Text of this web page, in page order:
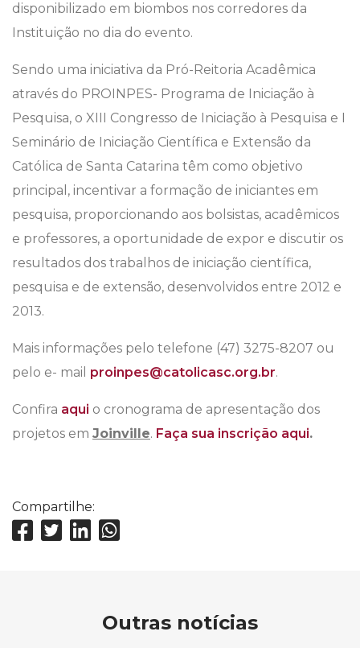
disponibilizado em biombos nos corredores da
Instituição no dia do evento.
Sendo uma iniciativa da Pró-Reitoria Acadêmica
através do PROINPES- Programa de Iniciação à
Pesquisa, o XIII Congresso de Iniciação à Pesquisa e I
Seminário de Iniciação Científica e Extensão da
Católica de Santa Catarina têm como objetivo
principal, incentivar a formação de iniciantes em
pesquisa, proporcionando aos bolsistas, acadêmicos
e professores, a oportunidade de expor e discutir os
resultados dos trabalhos de iniciação científica,
pesquisa e de extensão, desenvolvidos entre 2012 e
2013.
Mais informações pelo telefone (47) 3275-8207 ou
pelo e- mail proinpes@catolicasc.org.br.
Confira aqui o cronograma de apresentação dos
projetos em Joinville. Faça sua inscrição aqui.
Compartilhe:
Outras notícias